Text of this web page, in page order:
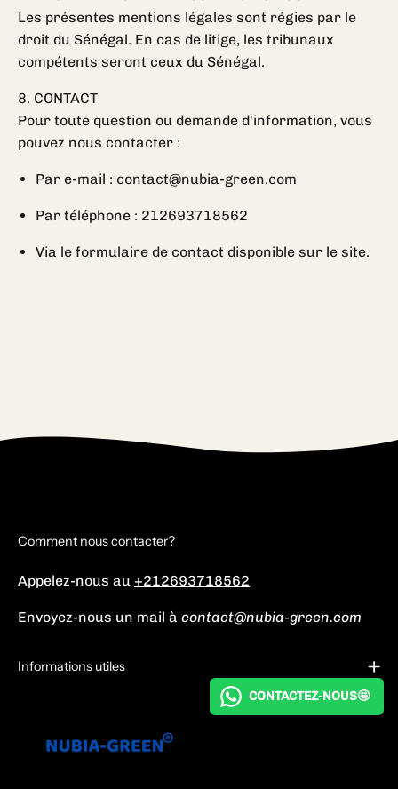
Les présentes mentions légales sont régies par le
droit du Sénégal. En cas de litige, les tribunaux
compétents seront ceux du Sénégal.
8. CONTACT
Pour toute question ou demande d'information, vous
pouvez nous contacter :
Par e-mail : contact@nubia-green.com
Par téléphone : 212693718562
Via le formulaire de contact disponible sur le site.
Comment nous contacter?
Appelez-nous au +212693718562
Envoyez-nous un mail à contact@nubia-green.com
Informations utiles
CONTACTEZ-NOUS🤩